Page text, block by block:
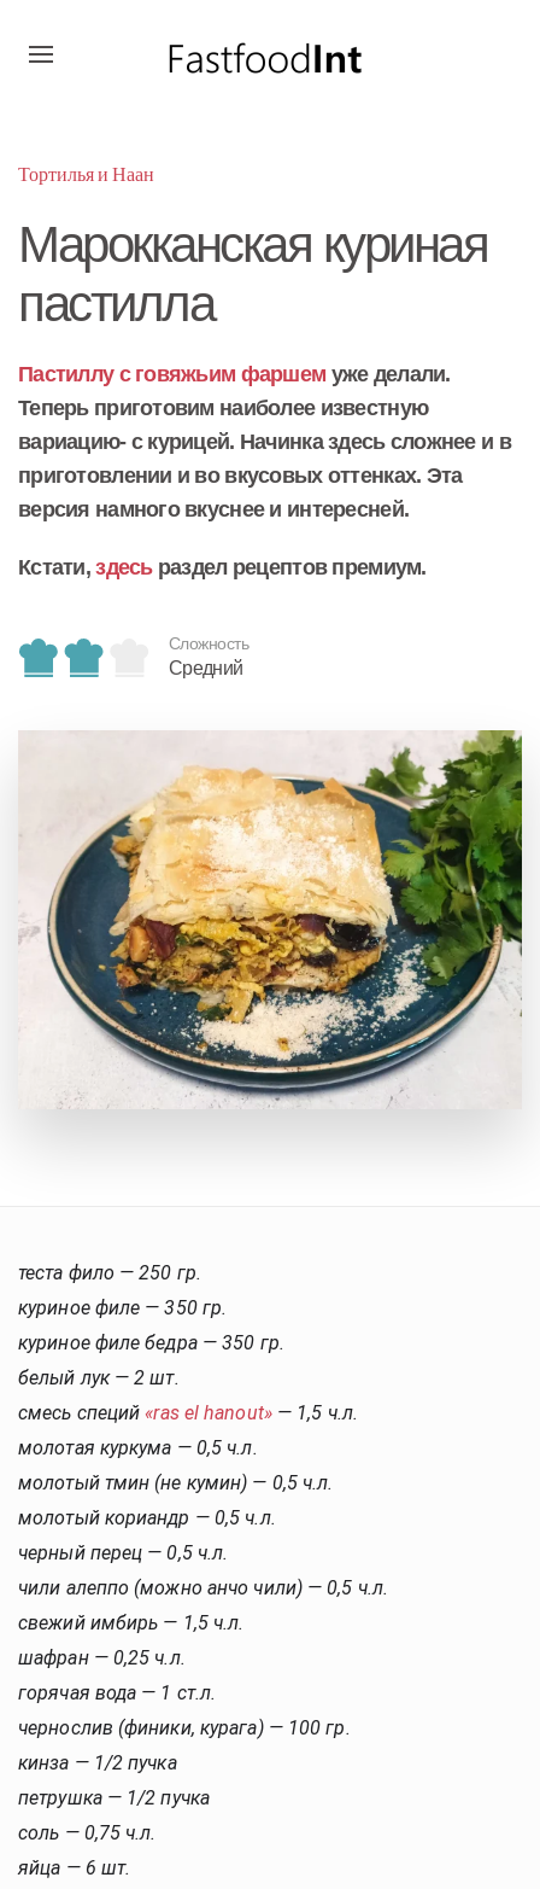
Тортилья и Наан
Марокканская куриная
пастилла
Пастиллу с говяжьим фаршем уже делали.
Теперь приготовим наиболее известную
вариацию- с курицей. Начинка здесь сложнее и в
приготовлении и во вкусовых оттенках. Эта
версия намного вкуснее и интересней.
Кстати,здесьраздел рецептов премиум.
Сложность
Средний
теста фило — 250 гр.
куриное филе — 350 гр.
куриное филе бедра — 350 гр.
белый лук — 2 шт.
смесь специй «ras el hanout» — 1,5 ч.л.
молотая куркума — 0,5 ч.л.
молотый тмин (не кумин) — 0,5 ч.л.
молотый кориандр — 0,5 ч.л.
черный перец — 0,5 ч.л.
чили алеппо (можно анчо чили) — 0,5 ч.л.
свежий имбирь — 1,5 ч.л.
шафран — 0,25 ч.л.
горячая вода — 1 ст.л.
чернослив (финики, курага) — 100 гр.
кинза — 1/2 пучка
петрушка — 1/2 пучка
соль — 0,75 ч.л.
яйца — 6 шт.